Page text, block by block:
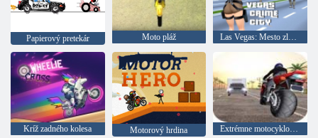
Papierový pretekár Moto pláž Las Vegas: Mesto zločinov
Kríž zadného kolesa Motorový hrdina Extrémne motocyklové preteky